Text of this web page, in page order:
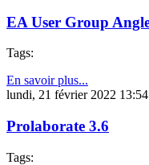
EA User Group
Tags:
En savoir plus...
lundi, 21 février 2022 13:54
Prolaborate 3.6
Tags: